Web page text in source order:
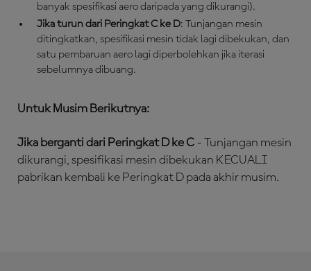
banyak spesifikasi aero daripada yang dikurangi).
Jika turun dari Peringkat C ke D: Tunjangan mesin
ditingkatkan, spesifikasi mesin tidak lagi dibekukan, dan
satu pembaruan aero lagi diperbolehkan jika iterasi
sebelumnya dibuang.
Untuk Musim Berikutnya:
Jika berganti dari Peringkat D ke C - Tunjangan mesin
dikurangi, spesifikasi mesin dibekukan KECUALI
pabrikan kembali ke Peringkat D pada akhir musim.